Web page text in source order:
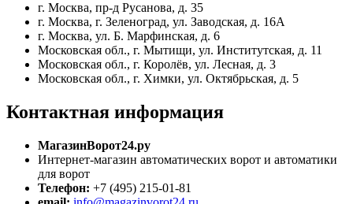
г. Москва, пр-д Русанова, д. 35
г. Москва, г. Зеленоград, ул. Заводская, д. 16А
г. Москва, ул. Б. Марфинская, д. 6
Московская обл., г. Мытищи, ул. Институтская, д. 11
Московская обл., г. Королёв, ул. Лесная, д. 3
Московская обл., г. Химки, ул. Октябрьская, д. 5
Контактная информация
МагазинВорот24.ру
Интернет-магазин автоматических ворот и автоматики
для ворот
Телефон: +7 (495) 215-01-81